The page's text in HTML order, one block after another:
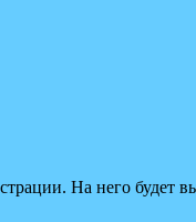
На него будет